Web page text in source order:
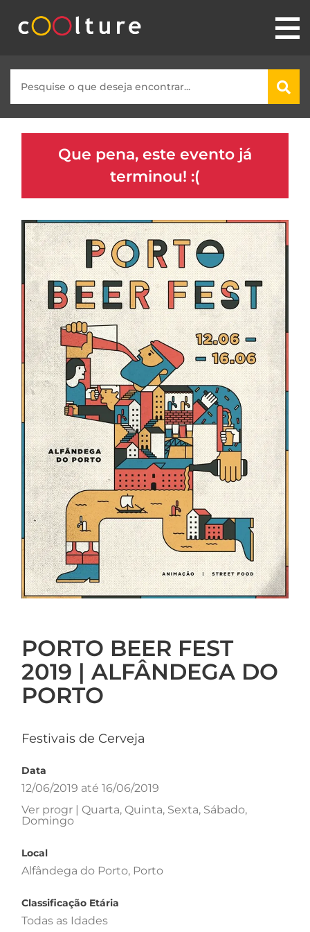
Que pena, este evento já
terminou! :(
PORTO BEER FEST
2019 | ALFÂNDEGA DO
PORTO
Festivais de Cerveja
Data
12/06/2019 até 16/06/2019
Ver progr | Quarta, Quinta, Sexta, Sábado,
Domingo
Local
Alfândega do Porto, Porto
Classificação Etária
Todas as Idades